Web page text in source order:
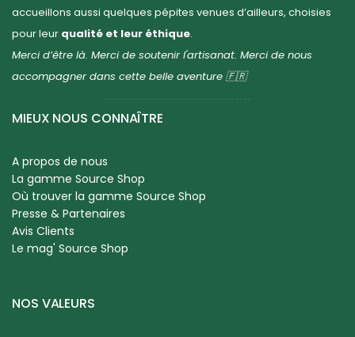
accueillons aussi quelques pépites venues d’ailleurs, choisies
pour leur qualité et leur éthique.
Merci d’être là. Merci de soutenir l'artisanat. Merci de nous
accompagner dans cette belle aventure 🇫🇷
MIEUX NOUS CONNAÎTRE
A propos de nous
La gamme Source Shop
Où trouver la gamme Source Shop
Presse & Partenaires
Avis Clients
Le mag' Source Shop
NOS VALEURS